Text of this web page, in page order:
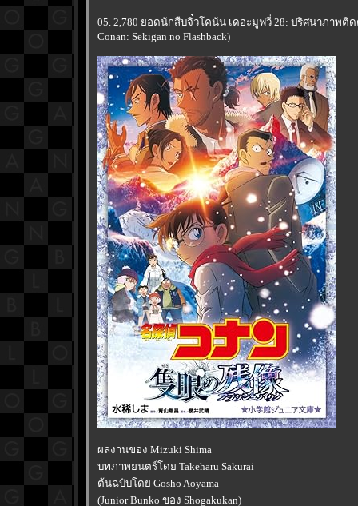
05. 2,780 ยอดนักสืบจิ๋วโคนัน เดอะมูฟวี่ 28: ปริศนาภาพติ
Conan: Sekigan no Flashback)
ผลงานของ Mizuki Shima
บทภาพยนตร์โดย Takeharu Sakurai
ต้นฉบับโดย Gosho Aoyama
(Junior Bunko ของ Shogakukan)